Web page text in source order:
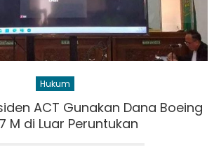
Hukum
ACT Gunakan Dana Boeing
M di Luar Peruntukan